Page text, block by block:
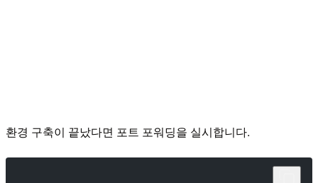
환경 구축이 끝났다면 포트 포워딩을 실시합니다.